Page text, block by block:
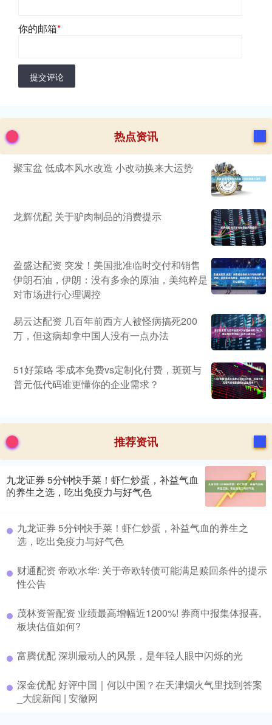
你的邮箱*
提交评论
热点资讯
聚宝盆 低成本风水改造 小改动换来大运势
龙辉优配 关于驴肉制品的消费提示
盈盛达配资 突发！美国批准临时交付和销售
伊朗石油，伊朗：没有多余的原油，美纯粹是
对市场进行心理调控
易云达配资 几百年前西方人被怪病搞死200
万，但这病却拿中国人没有一点办法
51好策略 零成本免费vs定制化付费，斑斑与
普元低代码谁更懂你的企业需求？
推荐资讯
九龙证券 5分钟快手菜！虾仁炒蛋，补益气血
的养生之选，吃出免疫力与好气色
九龙证券 5分钟快手菜！虾仁炒蛋，补益气血的养生之
选，吃出免疫力与好气色
财通配资 帝欧水华: 关于帝欧转债可能满足赎回条件的提示
性公告
茂林资管配资 业绩最高增幅近1200%! 券商中报集体报喜,
板块估值如何?
富腾优配 深圳最动人的风景，是年轻人眼中闪烁的光
深金优配 好评中国｜何以中国？在天津烟火气里找到答案
_大皖新闻 | 安徽网